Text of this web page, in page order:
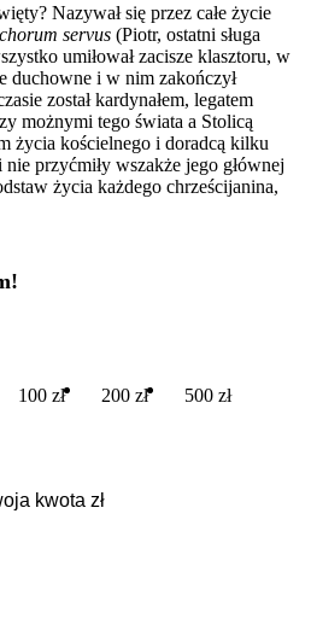
Nazywał się przez całe życie
servus (Piotr, ostatni sługa
umiłował zacisze klasztoru, w
duchowne i w nim zakończył
został kardynałem, legatem
możnymi tego świata a Stolicą
życia kościelnego i doradcą kilku
nie przyćmiły wszakże jego głównej
życia każdego chrześcijanina,
100 zł 200 zł 500 zł